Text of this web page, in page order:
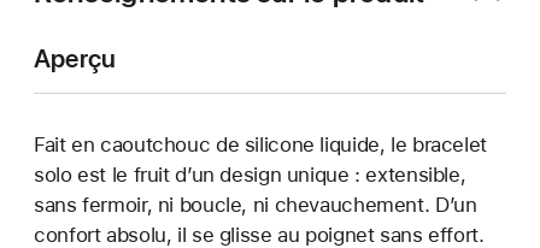
Aperçu
Fait en caoutchouc de silicone liquide, le bracelet
solo est le fruit d’un design unique : extensible,
sans fermoir, ni boucle, ni chevauchement. D’un
confort absolu, il se glisse au poignet sans effort.